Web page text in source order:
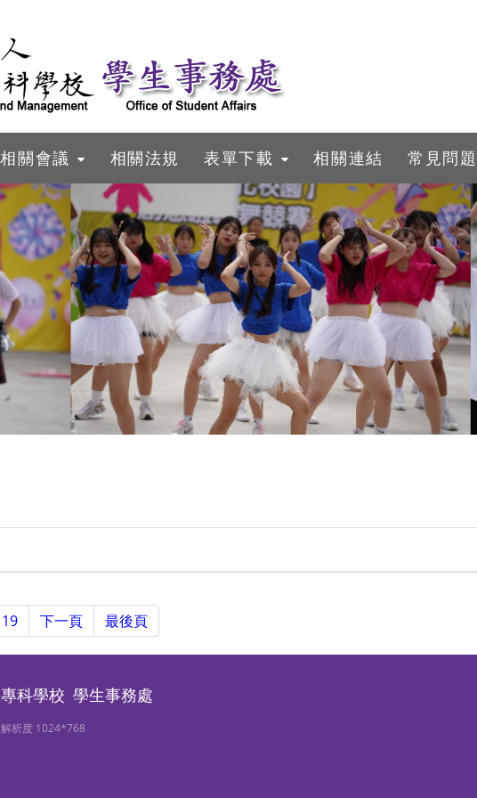
相關會議 相關法規 表單下載 相關連結 常見問題
19 下一頁 最後頁
科學校 學生事務處
析度 1024*768